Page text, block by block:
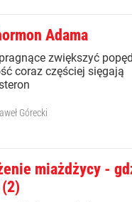
Adama
zwiększyć
coraz częściej sięgają
Górecki
miażdżycy -